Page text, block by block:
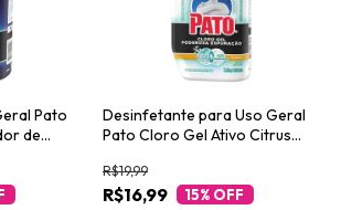
Pato
de
Desinfetante para Uso Geral
Pato Cloro Gel Ativo Citrus
500ml
R$16,99
R$19,99
15% OFF